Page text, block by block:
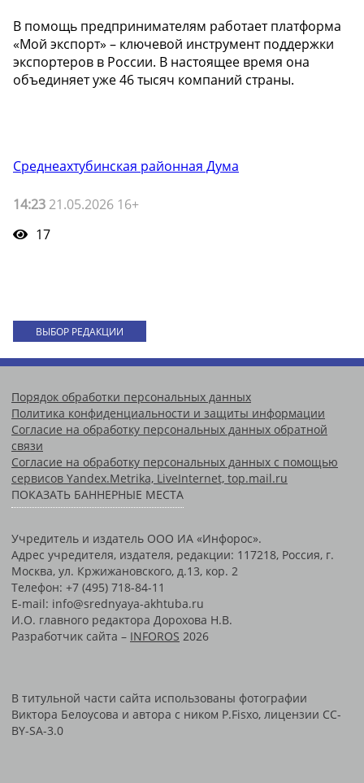
В помощь предпринимателям работает платформа
«Мой экспорт» – ключевой инструмент поддержки
экспортеров в России. В настоящее время она
объединяет уже 46 тысяч компаний страны.
Среднеахтубинская районная Дума
14:23 21.05.2026 16+
17
ВЫБОР РЕДАКЦИИ
Порядок обработки персональных данных
Политика конфиденциальности и защиты информации
Согласие на обработку персональных данных обратной
связи
Согласие на обработку персональных данных с помощью
сервисов Yandex.Metrika, LiveInternet, top.mail.ru
ПОКАЗАТЬ БАННЕРНЫЕ МЕСТА
Учредитель и издатель ООО ИА «Инфорос».
Адрес учредителя, издателя, редакции: 117218, Россия, г.
Москва, ул. Кржижановского, д.13, кор. 2
Телефон: +7 (495) 718-84-11
E-mail: info@srednyaya-akhtuba.ru
И.О. главного редактора Дорохова Н.В.
Разработчик сайта – INFOROS 2026
В титульной части сайта использованы фотографии
Виктора Белоусова и автора с ником P.Fisxo, лицензии CC-
BY-SA-3.0